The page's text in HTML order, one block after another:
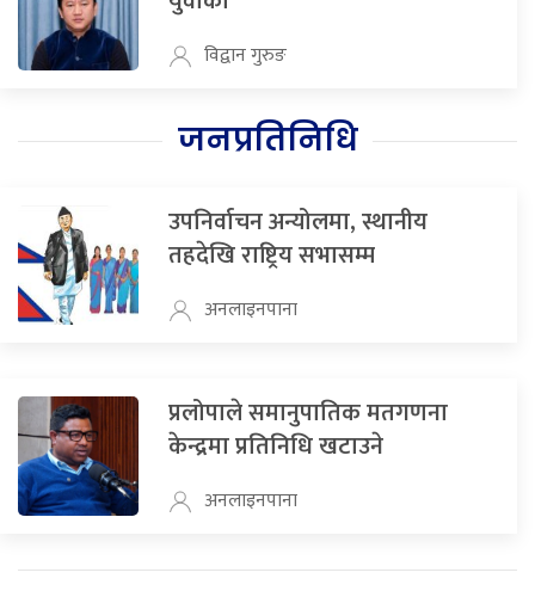
विद्वान गुरुङ
जनप्रतिनिधि
उपनिर्वाचन अन्योलमा, स्थानीय
तहदेखि राष्ट्रिय सभासम्म
अनलाइनपाना
प्रलोपाले समानुपातिक मतगणना
केन्द्रमा प्रतिनिधि खटाउने
अनलाइनपाना